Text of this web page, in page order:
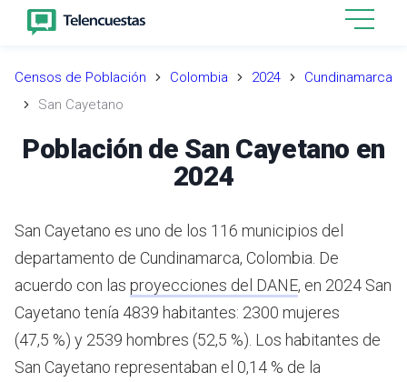
Censos de Población Colombia 2024
Cundinamarca
San Cayetano
Población de San Cayetano en
2024
San Cayetano es uno de los 116 municipios del
departamento de Cundinamarca, Colombia. De
acuerdo con las proyecciones del DANE, en 2024 San
Cayetano tenía 4839 habitantes: 2300 mujeres
(47,5 %) y 2539 hombres (52,5 %). Los habitantes de
San Cayetano representaban el 0,14 % de la